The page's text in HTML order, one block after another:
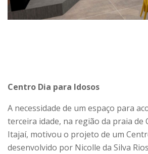
Centro Dia para Idosos
A necessidade de um espaço para
terceira idade, na região da praia de
Itajaí, motivou o projeto de um
desenvolvido por Nicolle da Silva